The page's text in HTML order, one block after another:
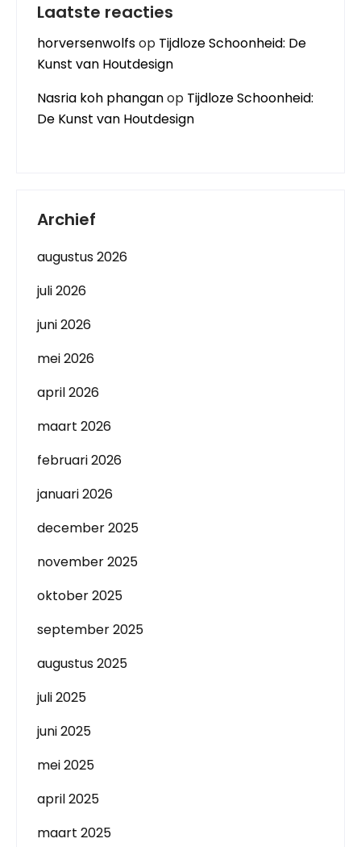
Laatste reacties
horversenwolfsop Tijdloze Schoonheid: De
Kunst van Houtdesign
Nasria koh phanganop Tijdloze Schoonheid:
De Kunst van Houtdesign
Archief
augustus 2026
juli 2026
juni 2026
mei 2026
april 2026
maart 2026
februari 2026
januari 2026
december 2025
november 2025
oktober 2025
september 2025
augustus 2025
juli 2025
juni 2025
mei 2025
april 2025
maart 2025